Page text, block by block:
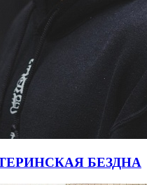
БЕЗДНА